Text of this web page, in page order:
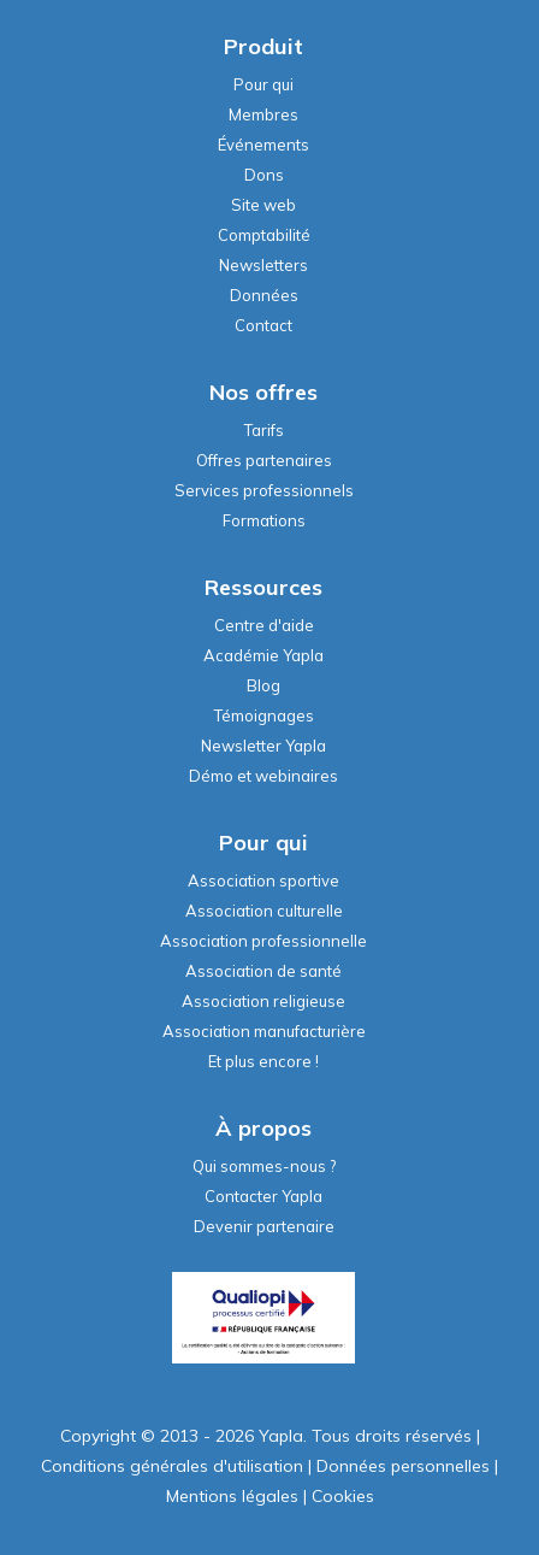
Produit
Pour qui
Membres
Événements
Dons
Site web
Comptabilité
Newsletters
Données
Contact
Nos offres
Tarifs
Offres partenaires
Services professionnels
Formations
Ressources
Centre d'aide
Académie Yapla
Blog
Témoignages
Newsletter Yapla
Démo et webinaires
Pour qui
Association sportive
Association culturelle
Association professionnelle
Association de santé
Association religieuse
Association manufacturière
Et plus encore !
À propos
Qui sommes-nous ?
Contacter Yapla
Devenir partenaire
Copyright © 2013 - 2026 Yapla. Tous droits réservés |
Conditions générales d'utilisation | Données personnelles |
Mentions légales | Cookies